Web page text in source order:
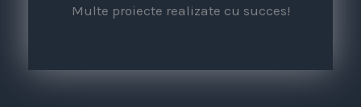
5
Multe proiecte realizate cu succes!